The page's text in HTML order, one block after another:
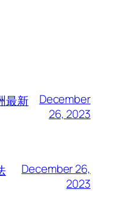
最新
December
26, 2023
December 26,
2023